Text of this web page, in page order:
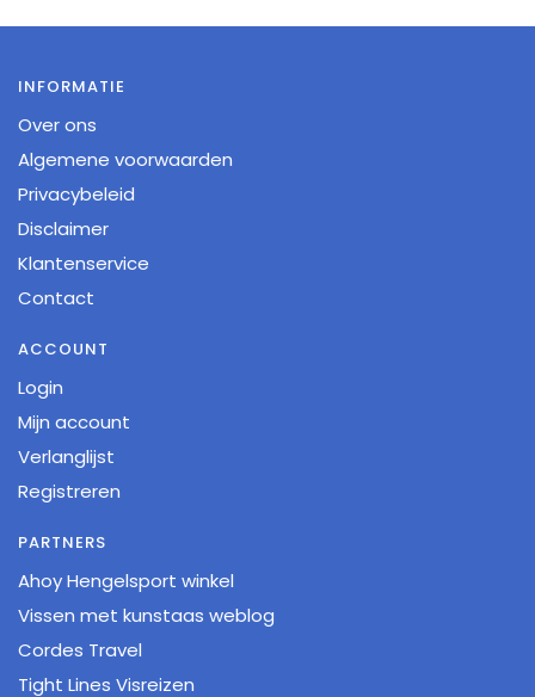
INFORMATIE
Over ons
Algemene voorwaarden
Privacybeleid
Disclaimer
Klantenservice
Contact
ACCOUNT
Login
Mijn account
Verlanglijst
Registreren
PARTNERS
Ahoy Hengelsport winkel
Vissen met kunstaas weblog
Cordes Travel
Tight Lines Visreizen